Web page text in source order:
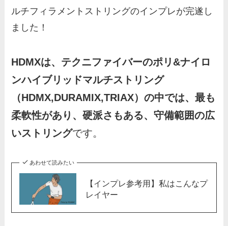
ルチフィラメントストリングのインプレが完遂し
ました！
HDMXは、テクニファイバーのポリ&ナイロ
ンハイブリッドマルチストリング
（HDMX,DURAMIX,TRIAX）の中では、最も
柔軟性があり、硬派さもある、守備範囲の広
いストリングです。
あわせて読みたい
【インプレ参考用】私はこんなプ
レイヤー